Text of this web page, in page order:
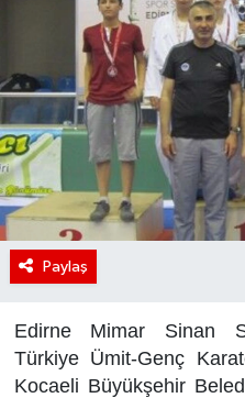
Paylaş
Edirne Mimar Sinan
Türkiye Ümit-Genç
Kocaeli Büyükşehir